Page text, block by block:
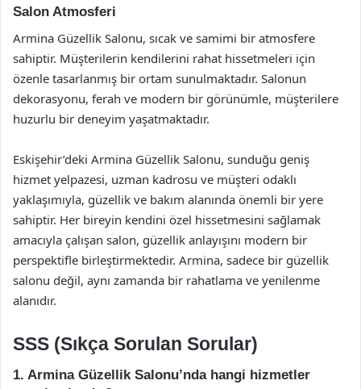
Salon Atmosferi
Armina Güzellik Salonu, sıcak ve samimi bir atmosfere
sahiptir. Müşterilerin kendilerini rahat hissetmeleri için
özenle tasarlanmış bir ortam sunulmaktadır. Salonun
dekorasyonu, ferah ve modern bir görünümle, müşterilere
huzurlu bir deneyim yaşatmaktadır.
Eskişehir’deki Armina Güzellik Salonu, sunduğu geniş
hizmet yelpazesi, uzman kadrosu ve müşteri odaklı
yaklaşımıyla, güzellik ve bakım alanında önemli bir yere
sahiptir. Her bireyin kendini özel hissetmesini sağlamak
amacıyla çalışan salon, güzellik anlayışını modern bir
perspektifle birleştirmektedir. Armina, sadece bir güzellik
salonu değil, aynı zamanda bir rahatlama ve yenilenme
alanıdır.
SSS (Sıkça Sorulan Sorular)
1. Armina Güzellik Salonu’nda hangi hizmetler